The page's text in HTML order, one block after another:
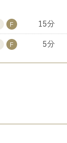
15分
5分